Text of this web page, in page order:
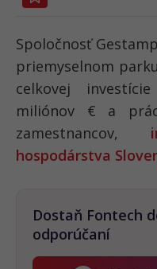
Spoločnosť
priemyselnom
celkovej
miliónov € a
zamestnancov,
hospodárstva
Dostaň Fontech
odporúčaní